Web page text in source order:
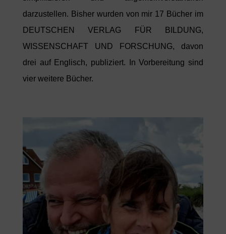
darzustellen. Bisher wurden von mir 17 Bücher im
DEUTSCHEN VERLAG FÜR BILDUNG,
WISSENSCHAFT UND FORSCHUNG, davon
drei auf Englisch, publiziert. In Vorbereitung sind
vier weitere Bücher.